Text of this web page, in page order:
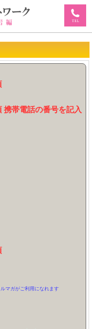
携帯電話の番号を記入
マガがご利用になれます